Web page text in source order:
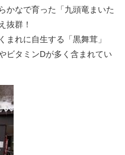
かなで育った「九頭竜まいた
抜群！
まれに自生する「黒舞茸」
ビタミンDが多く含まれてい